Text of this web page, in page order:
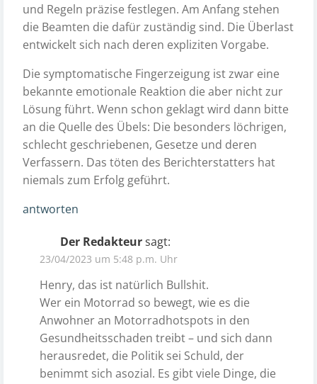
und Regeln präzise festlegen. Am Anfang stehen
die Beamten die dafür zuständig sind. Die Überlast
entwickelt sich nach deren expliziten Vorgabe.
Die symptomatische Fingerzeigung ist zwar eine
bekannte emotionale Reaktion die aber nicht zur
Lösung führt. Wenn schon geklagt wird dann bitte
an die Quelle des Übels: Die besonders löchrigen,
schlecht geschriebenen, Gesetze und deren
Verfassern. Das töten des Berichterstatters hat
niemals zum Erfolg geführt.
antworten
Der Redakteursagt:
23/04/2023 um 5:48 p.m. Uhr
Henry, das ist natürlich Bullshit.
Wer ein Motorrad so bewegt, wie es die
Anwohner an Motorradhotspots in den
Gesundheitsschaden treibt – und sich dann
herausredet, die Politik sei Schuld, der
benimmt sich asozial. Es gibt viele Dinge, die